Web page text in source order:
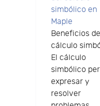
simbólico en
Maple
Beneficios
cálculo
El cálculo
simbólico
expresar y
resolver